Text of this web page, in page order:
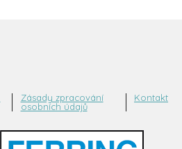
Zásady zpracování
osobních údajů
Kontakt